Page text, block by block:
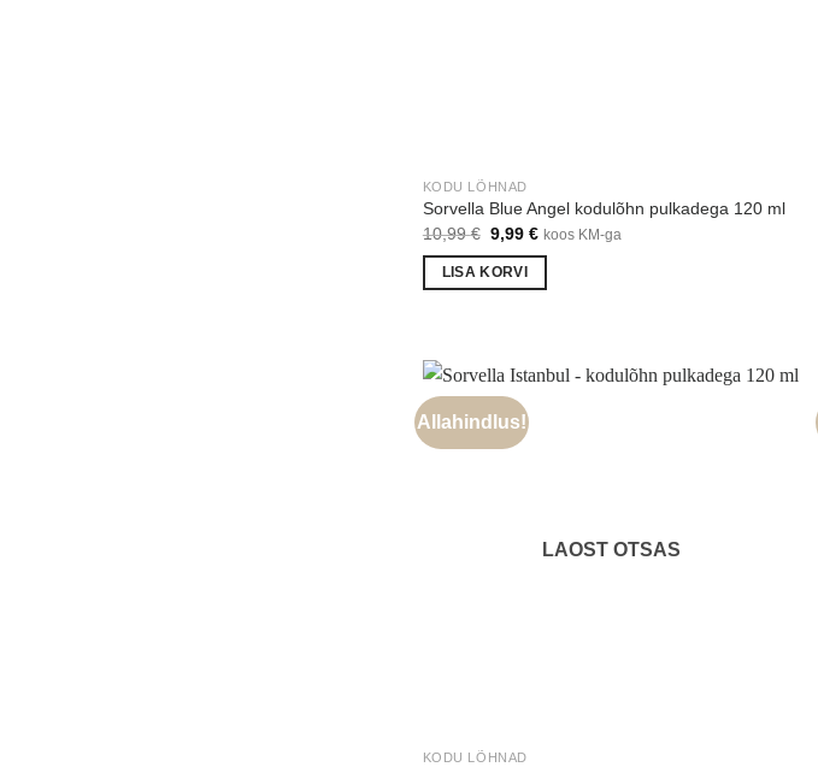
KODU LÕHNAD
Sorvella Blue Angel kodulõhn pulkadega 120 ml
10,99€ Algne
oli:
10,99 €.
9,99€Praegune
koos KM-ga
LISA KORVI
Allahindlus!
LAOST OTSAS
KODU LÕHNAD